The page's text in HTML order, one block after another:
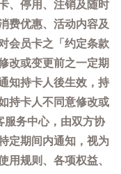
、停用、注销及随时
费优惠、活动内容及
会员卡之「约定条款
改或变更前之一定期
知持卡人後生效，持
持卡人不同意修改或
服务中心，由双方协
定期间内通知，视为
用规则、各项权益、